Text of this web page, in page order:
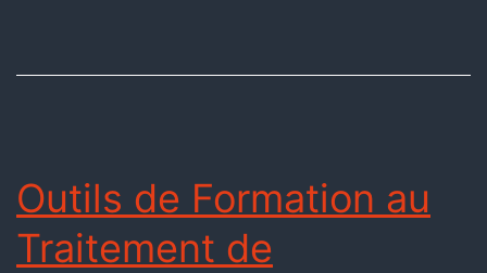
Outils de Formation au
Traitement de